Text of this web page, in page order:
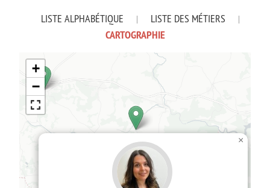
LISTE ALPHABÉTIQUE | LISTE DES MÉTIERS |
CARTOGRAPHIE
×
+
−